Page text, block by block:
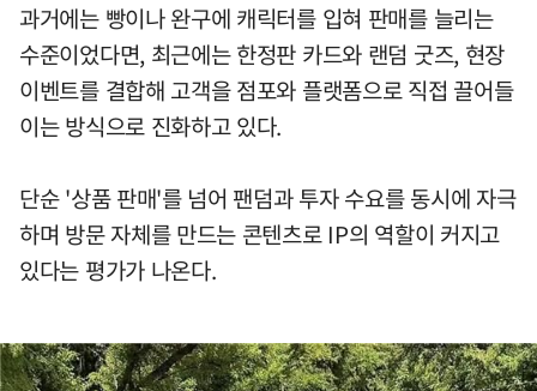
과거에는 빵이나 완구에 캐릭터를 입혀 판매를 늘리는
수준이었다면, 최근에는 한정판 카드와 랜덤 굿즈, 현장
이벤트를 결합해 고객을 점포와 플랫폼으로 직접 끌어들
이는 방식으로 진화하고 있다.
단순 '상품 판매'를 넘어 팬덤과 투자 수요를 동시에 자극
하며 방문 자체를 만드는 콘텐츠로 IP의 역할이 커지고
있다는 평가가 나온다.